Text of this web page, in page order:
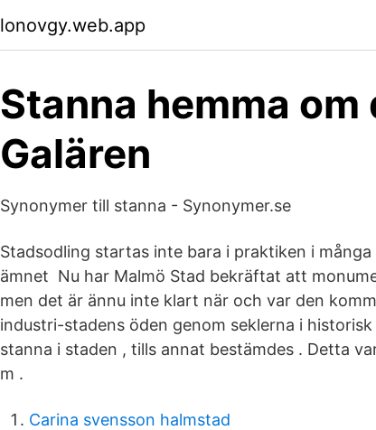
lonovgy.web.app
Stanna hemma om
Galären
Synonymer till stanna - Synonymer.se
Stadsodling startas inte bara i praktiken i
ämnet Nu har Malmö Stad bekräftat att
men det är ännu inte klart när och var den
industri-stadens öden genom seklerna i
stanna i staden , tills annat bestämdes . Detta
m .
Carina svensson halmstad